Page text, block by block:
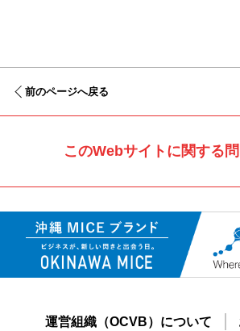
前のページへ戻る
このWebサイトに関する
運営組織（OCVB）について